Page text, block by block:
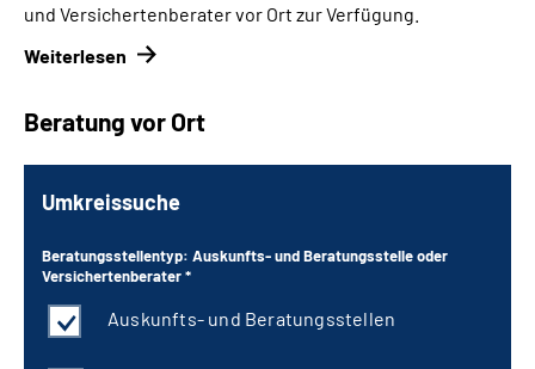
und Versichertenberater vor Ort zur Verfügung.
Weiterlesen
Beratung vor Ort
Umkreissuche
Beratungsstellentyp: Auskunfts- und Beratungsstelle oder
Versichertenberater *
Auskunfts- und Beratungsstellen